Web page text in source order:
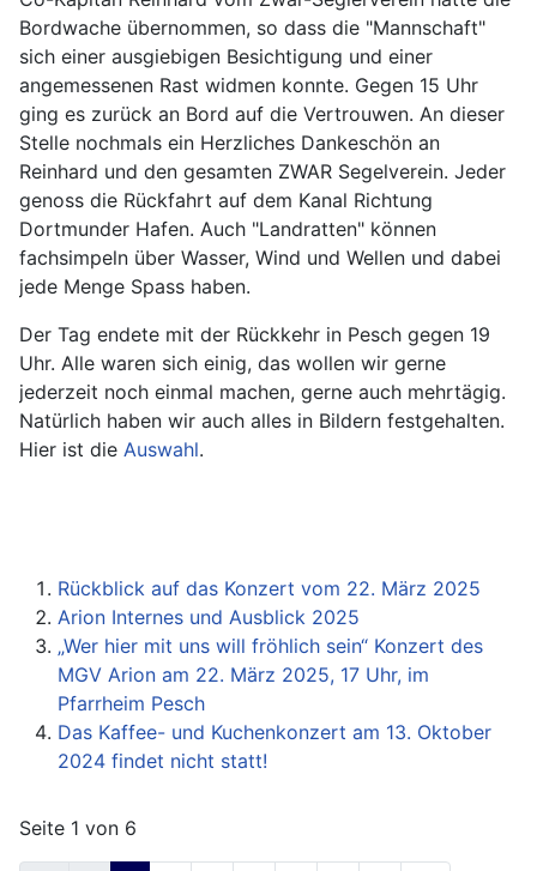
Bordwache übernommen, so dass die "Mannschaft"
sich einer ausgiebigen Besichtigung und einer
angemessenen Rast widmen konnte. Gegen 15 Uhr
ging es zurück an Bord auf die Vertrouwen. An dieser
Stelle nochmals ein Herzliches Dankeschön an
Reinhard und den gesamten ZWAR Segelverein. Jeder
genoss die Rückfahrt auf dem Kanal Richtung
Dortmunder Hafen. Auch "Landratten" können
fachsimpeln über Wasser, Wind und Wellen und dabei
jede Menge Spass haben.
Der Tag endete mit der Rückkehr in Pesch gegen 19
Uhr. Alle waren sich einig, das wollen wir gerne
jederzeit noch einmal machen, gerne auch mehrtägig.
Natürlich haben wir auch alles in Bildern festgehalten.
Hier ist die Auswahl.
Rückblick auf das Konzert vom 22. März 2025
Arion Internes und Ausblick 2025
„Wer hier mit uns will fröhlich sein“ Konzert des
MGV Arion am 22. März 2025, 17 Uhr, im
Pfarrheim Pesch
Das Kaffee- und Kuchenkonzert am 13. Oktober
2024 findet nicht statt!
Seite 1 von 6